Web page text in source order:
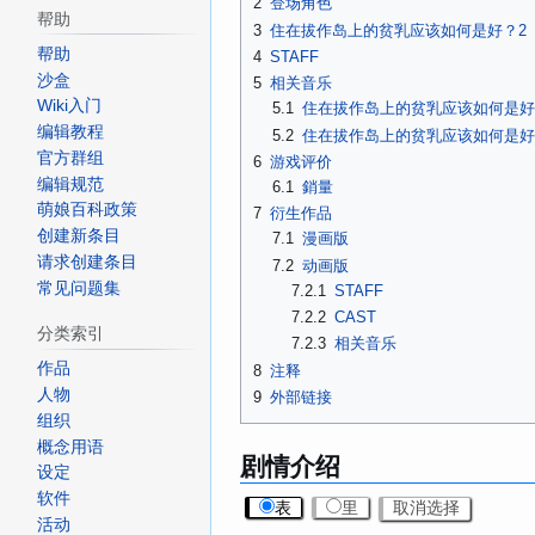
3 住在拔作岛上的贫乳应该如何是好？2
4 STAFF
5 相关音乐
5.1 住在拔作岛上的贫乳应该如何是
5.2 住在拔作岛上的贫乳应该如何是
6 游戏评价
6.1
銷量
7 衍生作品
7.1 漫画版
7.2 动画版
7.2.1 STAFF
7.2.2 CAST
7.2.3 相关音乐
8 注释
9 外部链接
剧情介绍
表 里 取消选择
帮助
帮助
沙盒
Wiki入门
编辑教程
官方群组
编辑规范
萌娘百科政策
创建新条目
请求创建条目
常见问题集
分类索引
作品
人物
组织
概念用语
设定
软件
活动